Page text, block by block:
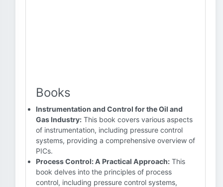
Books
Instrumentation and Control for the Oil and
Gas Industry: This book covers various aspects
of instrumentation, including pressure control
systems, providing a comprehensive overview of
PICs.
Process Control: A Practical Approach: This
book delves into the principles of process
control, including pressure control systems,